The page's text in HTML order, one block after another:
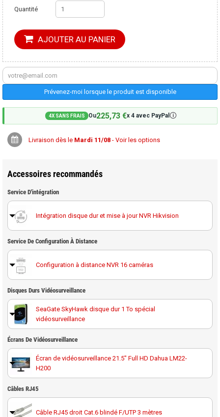
Quantité
AJOUTER AU PANIER
Prévenez-moi lorsque le produit est disponible
4X SANS FRAIS Ou225,73 €x 4 avec PayPal🛈
Livraison dès le Mardi 11/08 - Voir les options
Accessoires recommandés
Service D'intégration
Intégration disque dur et mise à jour NVR Hikvision
Service De Configuration À Distance
Configuration à distance NVR 16 caméras
Disques Durs Vidéosurveillance
SeaGate SkyHawk disque dur 1 To spécial
vidéosurveillance
Disque dur 1 To spécial vidéosurveillance Western
Digital Purple
SeaGate SkyHawk disque dur 2 To spécial
vidéosurveillance
Disque dur 2 To spécial vidéosurveillance Western
Digital Purple
Écrans De Vidéosurveillance
Écran de vidéosurveillance 21.5" Full HD Dahua LM22-
H200
Écran de vidéosurveillance 32" full HD Hikvision DS-
D5032QE
Câbles RJ45
Câble RJ45 droit Cat.6 blindé F/UTP 3 mètres